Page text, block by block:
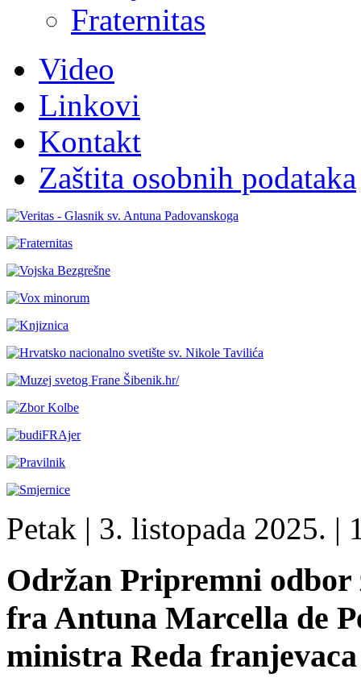
Fraternitas
Video
Linkovi
Kontakt
Zaštita osobnih podataka
Petak | 3. listopada 2025. |
Održan Pripremni odbor
fra Antuna Marcella de
ministra Reda